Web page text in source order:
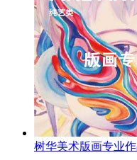
树华美术版画专业